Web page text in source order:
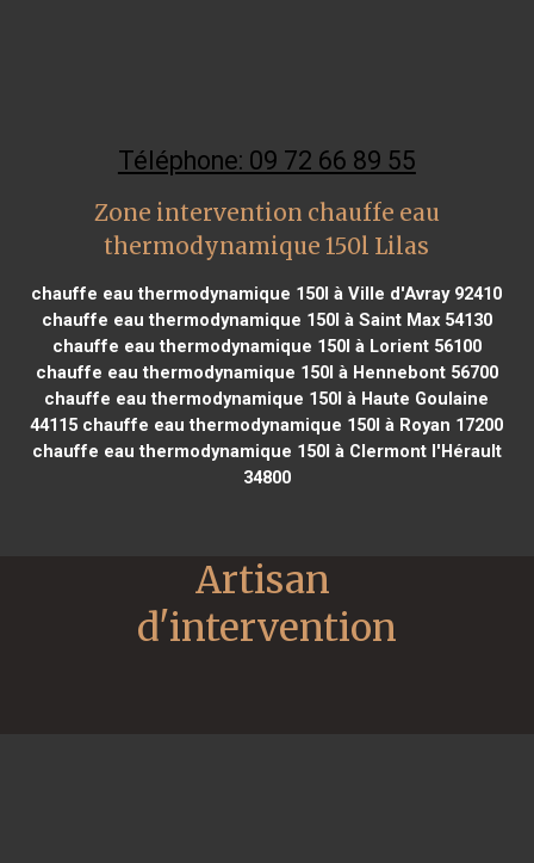
Téléphone: 09 72 66 89 55
Zone intervention chauffe eau
thermodynamique 150l Lilas
chauffe eau thermodynamique 150l à Ville d'Avray 92410
chauffe eau thermodynamique 150l à Saint Max 54130
chauffe eau thermodynamique 150l à Lorient 56100
chauffe eau thermodynamique 150l à Hennebont 56700
chauffe eau thermodynamique 150l à Haute Goulaine
44115 chauffe eau thermodynamique 150l à Royan 17200
chauffe eau thermodynamique 150l à Clermont l'Hérault
34800
Artisan
d'intervention